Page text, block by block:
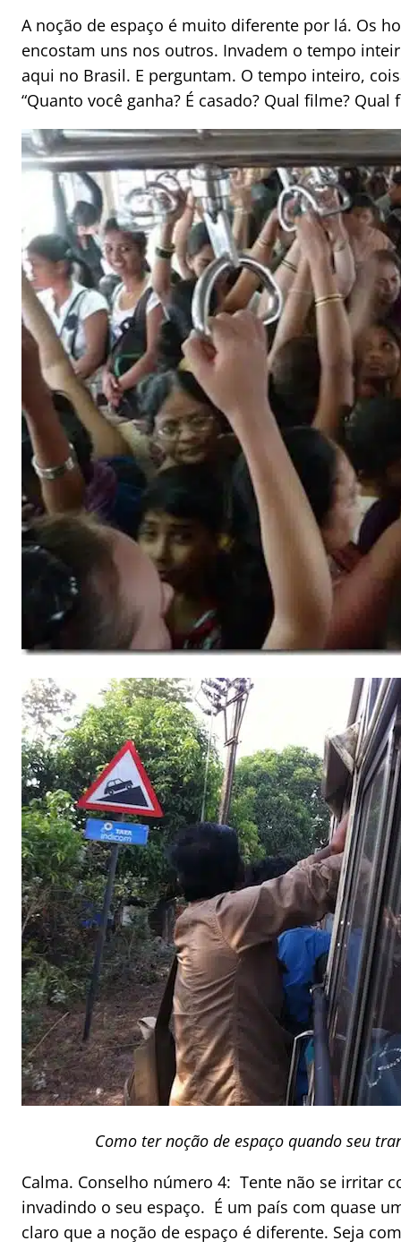
A noção de espaço é muito diferente por lá. Os
encostam uns nos outros. Invadem o tempo
aqui no Brasil. E perguntam. O tempo inteiro,
“Quanto você ganha? É casado? Qual filme?
Como ter noção de espaço quando seu
Calma. Conselho número 4: Tente não se irritar
invadindo o seu espaço. É um país com quase
claro que a noção de espaço é diferente. Seja